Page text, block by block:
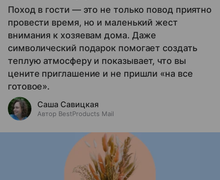
Поход в гости — это не только повод приятно
провести время, но и маленький жест
внимания к хозяевам дома. Даже
символический подарок помогает создать
теплую атмосферу и показывает, что вы
цените приглашение и не пришли «на все
готовое».
Саша Савицкая
Автор BestProducts Mail